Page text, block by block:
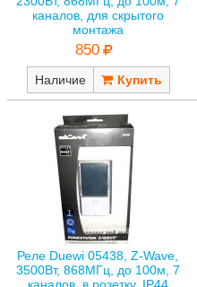
каналов, для скрытого
монтажа
850
Наличие
Реле Duewi 05438, Z-Wave,
3500Вт, 868МГц, до 100м, 7